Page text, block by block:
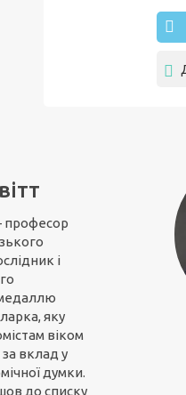
професор
і
яку
віком
вклад у
думки.
до списку